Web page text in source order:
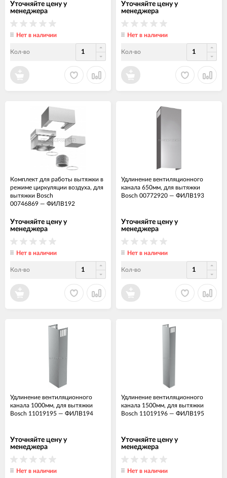
Уточняйте цену у
менеджера
Нет в наличии
Кол-во
Уточняйте цену у
менеджера
Нет в наличии
Кол-во
Комплект для работы вытяжки в
режиме циркуляции воздуха, для
вытяжки Bosch
00746869 — ФИЛВ192
Уточняйте цену у
менеджера
Нет в наличии
Кол-во
Удлинение вентиляционного
канала 650мм, для вытяжки
Bosch 00772920 — ФИЛВ193
Уточняйте цену у
менеджера
Нет в наличии
Кол-во
Удлинение вентиляционного
канала 1000мм, для вытяжки
Bosch 11019195 — ФИЛВ194
Уточняйте цену у
менеджера
Нет в наличии
Удлинение вентиляционного
канала 1500мм, для вытяжки
Bosch 11019196 — ФИЛВ195
Уточняйте цену у
менеджера
Нет в наличии